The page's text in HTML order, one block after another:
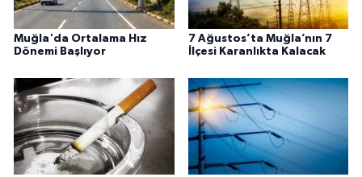
Muğla'da Ortalama Hız
Dönemi Başlıyor
7 Ağustos’ta Muğla’nın 7
İlçesi Karanlıkta Kalacak